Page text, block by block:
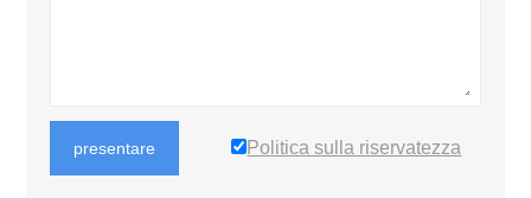
presentare Politica sulla riservatezza